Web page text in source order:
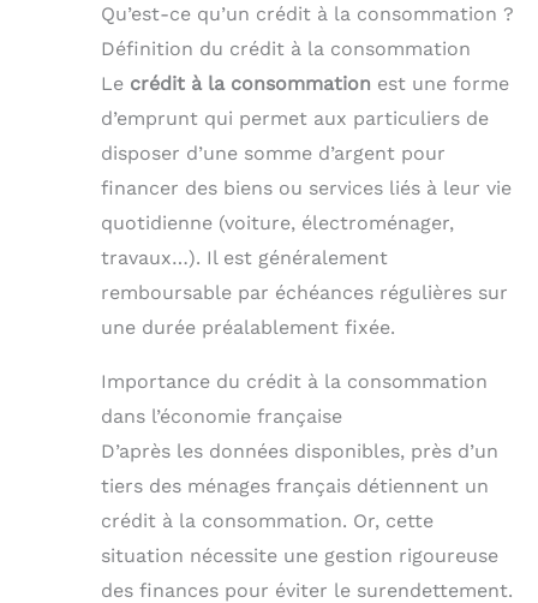
Qu’est-ce qu’un crédit à la consommation ?
Définition du crédit à la consommation
Le crédit à la consommation est une forme
d’emprunt qui permet aux particuliers de
disposer d’une somme d’argent pour
financer des biens ou services liés à leur vie
quotidienne (voiture, électroménager,
travaux…). Il est généralement
remboursable par échéances régulières sur
une durée préalablement fixée.
Importance du crédit à la consommation
dans l’économie française
D’après les données disponibles, près d’un
tiers des ménages français détiennent un
crédit à la consommation. Or, cette
situation nécessite une gestion rigoureuse
des finances pour éviter le surendettement.